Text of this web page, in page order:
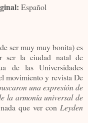
Español
ser muy muy bonita) es
ser la ciudad natal de
de las Universidades
movimiento y revista De
una expresión de
la armonía universal de
que ver con Leyden